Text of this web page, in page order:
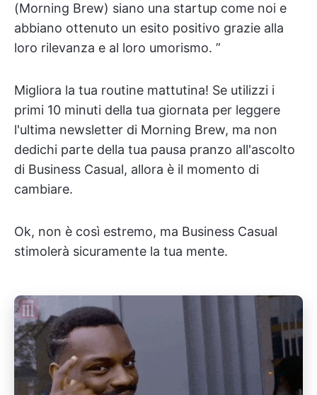
(Morning Brew) siano una startup come noi e
abbiano ottenuto un esito positivo grazie alla
loro rilevanza e al loro umorismo. ”
Migliora la tua routine mattutina! Se utilizzi i
primi 10 minuti della tua giornata per leggere
l'ultima newsletter di Morning Brew, ma non
dedichi parte della tua pausa pranzo all'ascolto
di Business Casual, allora è il momento di
cambiare.
Ok, non è così estremo, ma Business Casual
stimolerà sicuramente la tua mente.